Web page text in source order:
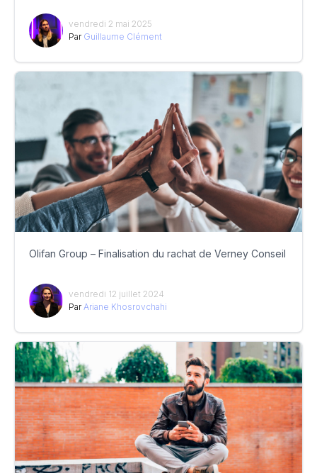
vendredi 2 mai 2025
Par Guillaume Clément
Olifan Group – Finalisation du rachat de Verney Conseil
vendredi 12 juillet 2024
Par Ariane Khosrovchahi